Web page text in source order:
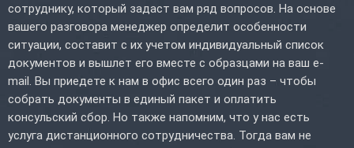
сотруднику, который задаст вам ряд вопросов. На основе
вашего разговора менеджер определит особенности
ситуации, составит с их учетом индивидуальный список
документов и вышлет его вместе с образцами на ваш e-
mail. Вы приедете к нам в офис всего один раз – чтобы
собрать документы в единый пакет и оплатить
консульский сбор. Но также напомним, что у нас есть
услуга дистанционного сотрудничества. Тогда вам не